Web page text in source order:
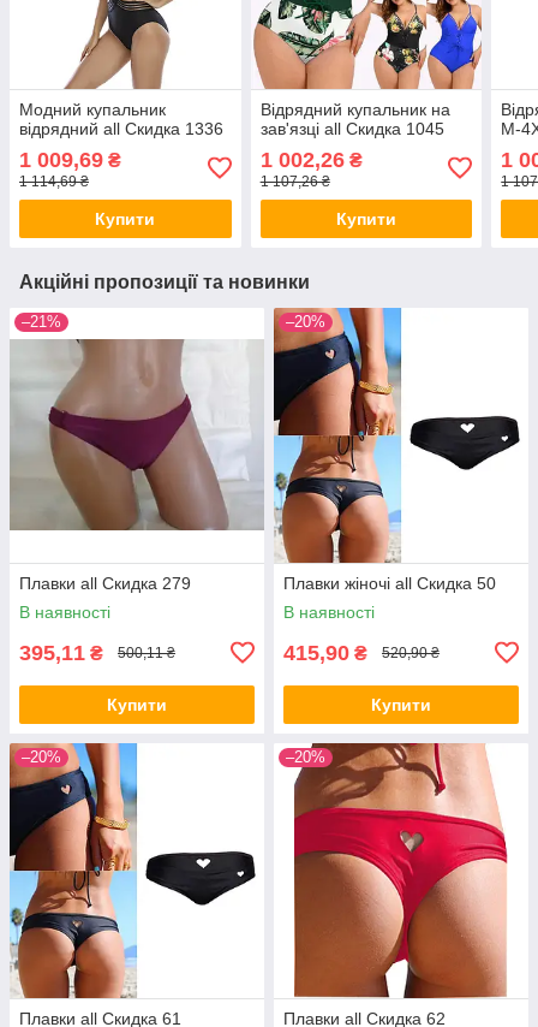
Модний купальник
відрядний all Скидка 1336
1 009,69 ₴
1 114,69 ₴
Купити
Відрядний купальник на
зав'язці all Скидка 1045
1 002,26₴
1 107,26 ₴
Купити
М-
1
1
Акційні пропозиції та новинки
–21%
Плавки all Скидка 279
В наявності
395,11 ₴ 500,11 ₴
Купити
–20%
Плавки жіночі all Скидка 50
В наявності
415,90 ₴ 520,90 ₴
Купити
–20%
Плавки all Скидка 61
–20%
Плавки all Скидка 62